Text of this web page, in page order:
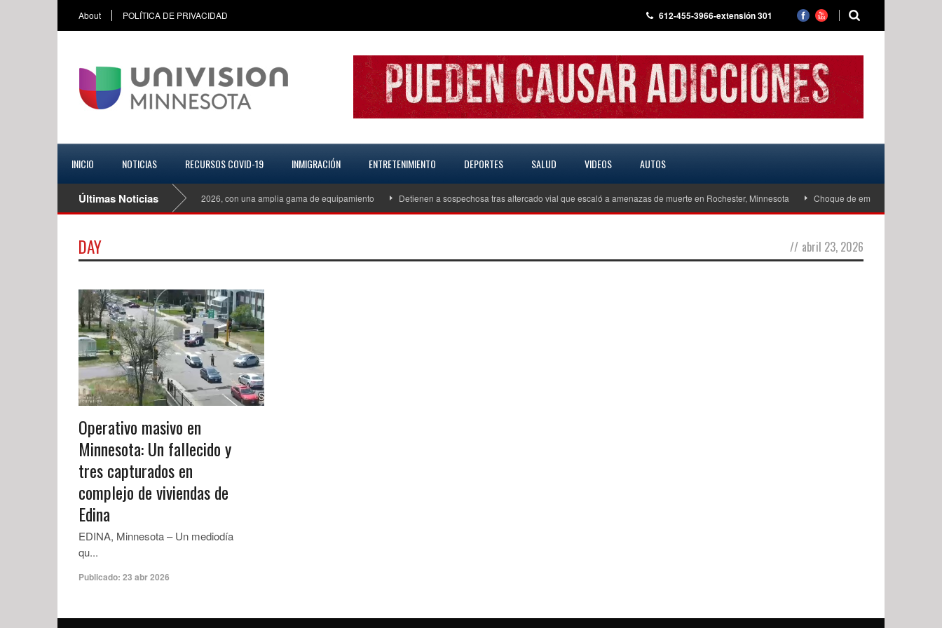
About POLÍTICA DE PRIVACIDAD 612-455-3966-extensión 301
INICIO NOTICIAS RECURSOS COVID-19 INMIGRACIÓN ENTRETENIMIENTO DEPORTES SALUD VIDEOS AUTOS
Últimas Noticias
Mazda CX 70 Turbo S Premiun Plus del 2026, con una amplia gama de equipamiento Detienen a sospechosa tras altercado vial que escaló a amenazas de muerte en Rochester, Minnesota Choque de embarcaciones en
DAY // abril 23, 2026
Operativo masivo en
Minnesota: Un fallecido y
tres capturados en
complejo de viviendas de
Edina
EDINA, Minnesota – Un mediodía
qu...
Publicado: 23 abr 2026